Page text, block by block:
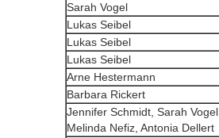
Sarah Vogel
Lukas Seibel
Lukas Seibel
Lukas Seibel
Arne Hestermann
Barbara Rickert
Jennifer Schmidt, Sarah Vogel,
Melinda Nefiz, Antonia Dellert